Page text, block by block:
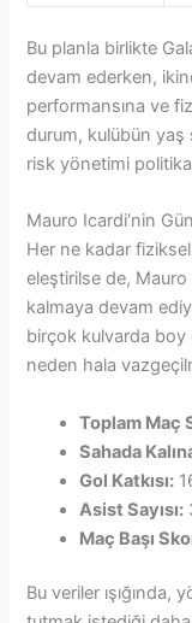
Bu planla birlikte
devam ederken,
performansına ve
durum, kulübün yaş
risk yönetimi
Mauro Icardi’nin
Her ne kadar
eleştirilse de, Mauro
kalmaya devam
birçok kulvarda boy
neden hala
Toplam Maç
Sahada
Gol Katkısı:
Asist Sayısı:
Maç Başı
Bu veriler ışığında,